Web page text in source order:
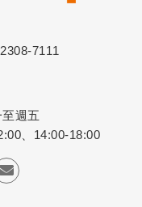
7111
週五
、14:00-18:00